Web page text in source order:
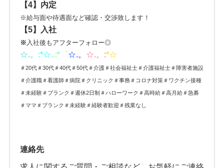
【4】内定
※給与面や待遇面など確認・交渉致します！
【5】入社
※ 入社後もアフターフォロー◎
☆.。 :*☆..:*゜☆.。 ☆.。:*☆
＃20代＃30代＃40代＃50代＃介護＃社会福祉士＃介護福祉士＃障害者施設
＃介護職＃看護師＃病院＃クリニック＃事務＃コロナ対策＃ワクチン接種
＃未経験＃ブランク＃週休2日制＃ハローワーク＃高時給＃高月給＃急募
＃ママ＃ブランク＃未経験＃経験者歓迎＃残業なし
連絡先